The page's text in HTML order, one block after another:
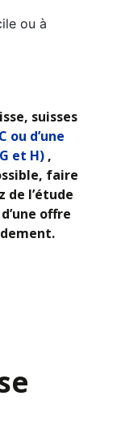
ou à
suisses
ou d’une
et H) ,
faire
de l’étude
offre